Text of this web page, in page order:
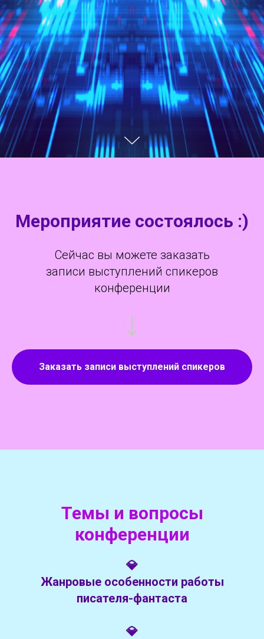
Мероприятие состоялось :)
Сейчас вы можете заказать
записи выступлений спикеров
конференции
Заказать записи выступлений спикеров
Темы и вопросы
конференции
💎
Жанровые особенности работы
писателя-фантаста
💎